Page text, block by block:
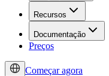
Recursos
Documentação
Preços
Começar agora